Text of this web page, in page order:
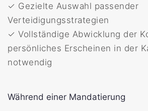
✓ Gezielte Auswahl passender
Verteidigungsstrategien
✓ Vollständige Abwicklung der
persönliches Erscheinen in der
notwendig
Während einer Mandatierung